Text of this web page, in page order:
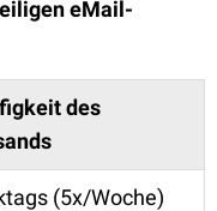
eMail-
des
(5x/Woche)